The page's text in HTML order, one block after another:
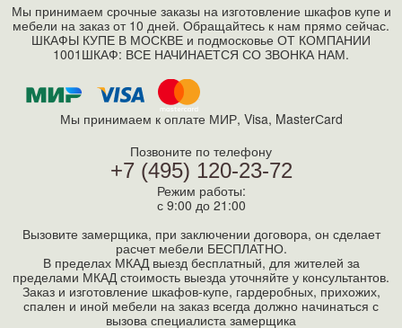
Мы принимаем срочные заказы на изготовление шкафов купе и
мебели на заказ от 10 дней. Обращайтесь к нам прямо сейчас.
ШКАФЫ КУПЕ В МОСКВЕ и подмосковье ОТ КОМПАНИИ
1001ШКАФ: ВСЕ НАЧИНАЕТСЯ СО ЗВОНКА НАМ.
Мы принимаем к оплате МИР, Visa, MasterСard
Позвоните по телефону
+7 (495) 120-23-72
Режим работы:
с 9:00 до 21:00
Вызовите замерщика, при заключении договора, он сделает
расчет мебели БЕСПЛАТНО.
В пределах МКАД выезд бесплатный, для жителей за
пределами МКАД стоимость выезда уточняйте у консультантов.
Заказ и изготовление шкафов-купе, гардеробных, прихожих,
спален и иной мебели на заказ всегда должно начинаться с
вызова специалиста замерщика